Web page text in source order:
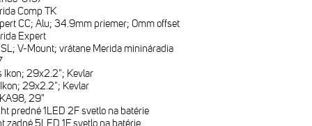
Comp TK
CC; Alu; 34.9mm priemer; 0mm offset
Expert
V-Mount; vrátane Merida minináradia
Ikon; 29x2.2"; Kevlar
29x2.2"; Kevlar
29"
predné 1LED 2F svetlo na batérie
zadné 5LED 1F svetlo na batérie